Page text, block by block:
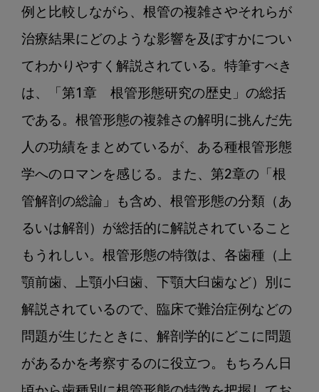
例と比較しながら、根管の複雑さやそれらが
治療結果にどのような影響を及ぼすかについ
てわかりやすく解説されている。特筆すべき
は、「第1章　根管形態研究の歴史」の総括
である。根管形態の複雑さの解明に挑んだ先
人の功績をまとめているが、ある種根管形態
学へのロマンを感じる。また、第2章の「根
管解剖の総論」も含め、根管形態の分類（あ
るいは解剖）が総括的に解説されていること
もうれしい。根管形態の特徴は、各歯種（上
顎前歯、上顎小臼歯、下顎大臼歯など）別に
解説されているので、臨床で難治症例などの
問題が生じたときに、解剖学的にどこに問題
があるかを考察するのに役立つ。もちろん日